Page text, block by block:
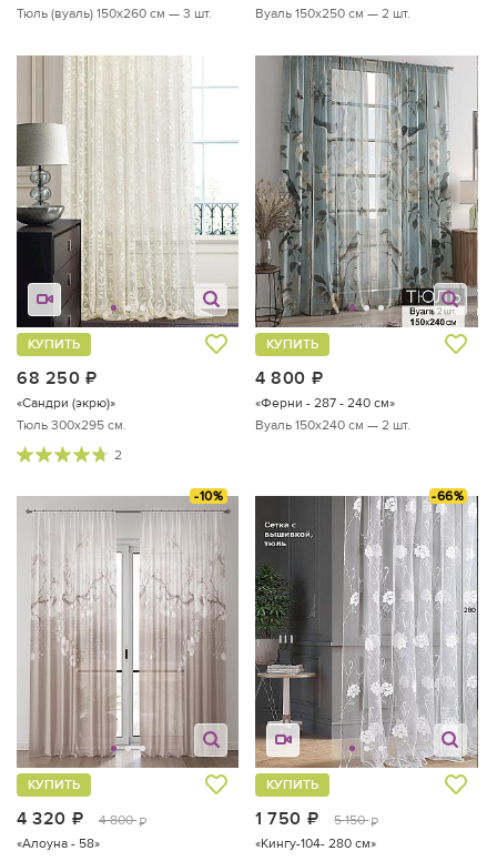
Тюль (вуаль) 150х260 см — 3 шт.
Вуаль 150х250 см — 2 шт.
68 250
КУПИТЬ
«Сандри (экрю)»
Тюль 300х295 см.
2
4 800
КУПИТЬ
«Ферни - 287 - 240 см»
Вуаль 150х240 см — 2 шт.
-10%
4 320 руб.
4 800 руб.
КУПИТЬ
«Алоуна - 58»
-66%
1 750 руб.
5 150 руб.
КУПИТЬ
«Кингу-104- 280 см»